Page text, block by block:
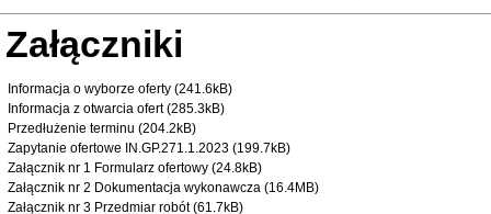
Załączniki
Informacja o wyborze oferty (241.6kB)
Informacja z otwarcia ofert (285.3kB)
Przedłużenie terminu (204.2kB)
Zapytanie ofertowe IN.GP.271.1.2023 (199.7kB)
Załącznik nr 1 Formularz ofertowy (24.8kB)
Załącznik nr 2 Dokumentacja wykonawcza (16.4MB)
Załącznik nr 3 Przedmiar robót (61.7kB)